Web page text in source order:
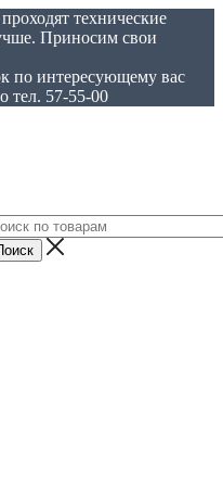
технические
Приносим свои
по интересующему вас
тел. 57-55-00